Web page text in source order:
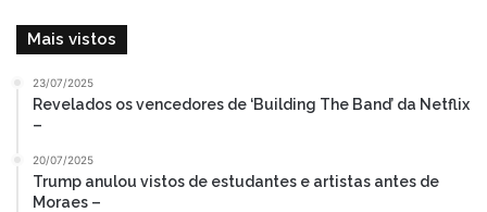
Mais vistos
23/07/2025
Revelados os vencedores de ‘Building The Band’ da Netflix
–
20/07/2025
Trump anulou vistos de estudantes e artistas antes de
Moraes –